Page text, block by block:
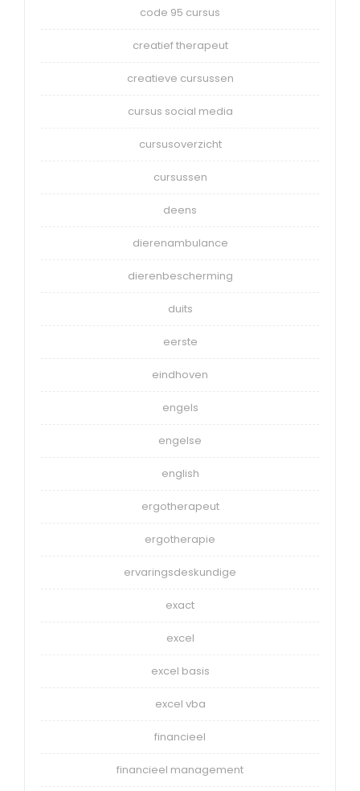
code 95 cursus
creatief therapeut
creatieve cursussen
cursus social media
cursusoverzicht
cursussen
deens
dierenambulance
dierenbescherming
duits
eerste
eindhoven
engels
engelse
english
ergotherapeut
ergotherapie
ervaringsdeskundige
exact
excel
excel basis
excel vba
financieel
financieel management